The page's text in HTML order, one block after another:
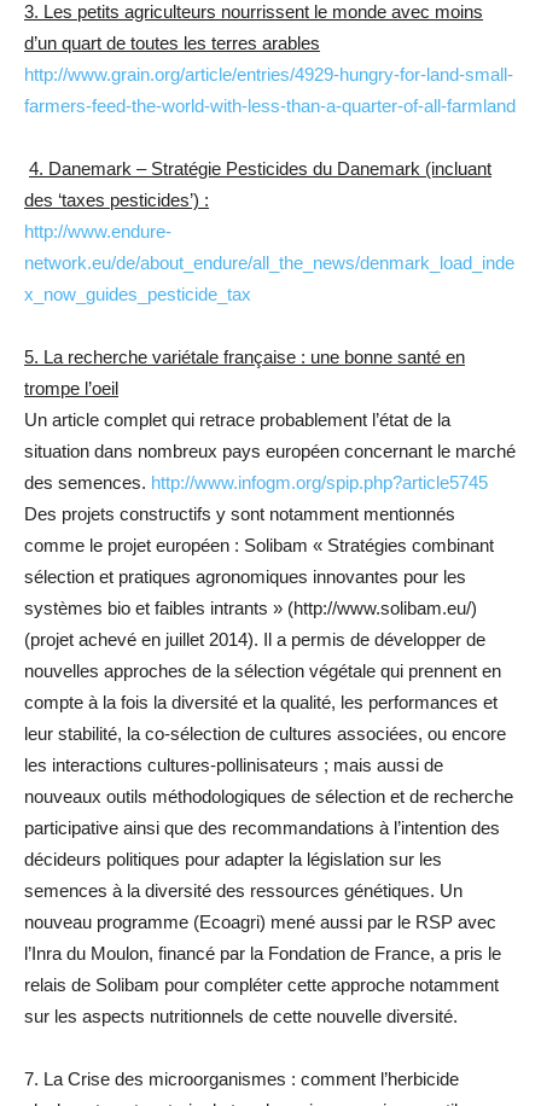
3. Les petits agriculteurs nourrissent le monde avec moins
d’un quart de toutes les terres arables
http://www.grain.org/article/entries/4929-hungry-for-land-small-
farmers-feed-the-world-with-less-than-a-quarter-of-all-farmland
4. Danemark – Stratégie Pesticides du Danemark (incluant
des ‘taxes pesticides’) :
http://www.endure-
network.eu/de/about_endure/all_the_news/denmark_load_inde
x_now_guides_pesticide_tax
5. La recherche variétale française : une bonne santé en
trompe l’oeil
Un article complet qui retrace probablement l’état de la
situation dans nombreux pays européen concernant le marché
des semences. http://www.infogm.org/spip.php?article5745
Des projets constructifs y sont notamment mentionnés
comme le projet européen : Solibam « Stratégies combinant
sélection et pratiques agronomiques innovantes pour les
systèmes bio et faibles intrants » (http://www.solibam.eu/)
(projet achevé en juillet 2014). Il a permis de développer de
nouvelles approches de la sélection végétale qui prennent en
compte à la fois la diversité et la qualité, les performances et
leur stabilité, la co-sélection de cultures associées, ou encore
les interactions cultures-pollinisateurs ; mais aussi de
nouveaux outils méthodologiques de sélection et de recherche
participative ainsi que des recommandations à l’intention des
décideurs politiques pour adapter la législation sur les
semences à la diversité des ressources génétiques. Un
nouveau programme (Ecoagri) mené aussi par le RSP avec
l’Inra du Moulon, financé par la Fondation de France, a pris le
relais de Solibam pour compléter cette approche notamment
sur les aspects nutritionnels de cette nouvelle diversité.
7. La Crise des microorganismes : comment l’herbicide